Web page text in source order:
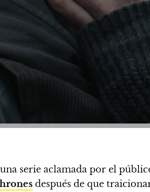
serie aclamada por el
después de que